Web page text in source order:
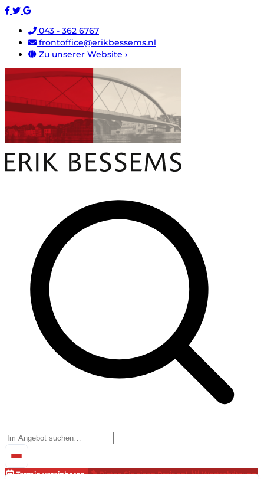
043 - 362 6767
frontoffice@erikbessems.nl
Zu unserer Website ›
Termin vereinbaren Bieten Sie einen Preis an! Wertschätzung